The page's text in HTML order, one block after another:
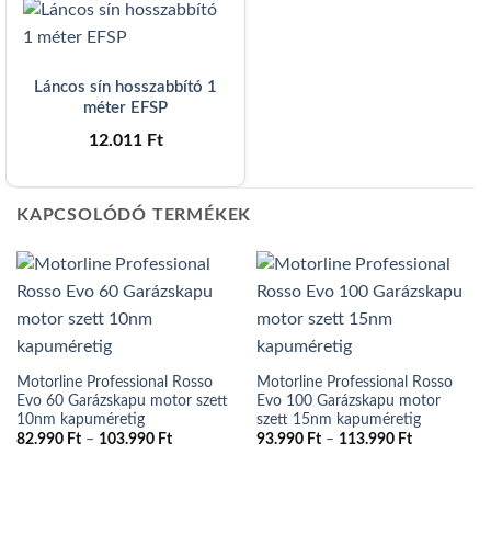
Láncos sín hosszabbító 1
méter EFSP
12.011 Ft
KAPCSOLÓDÓ TERMÉKEK
Motorline Professional Rosso
Evo 60 Garázskapu motor szett
10nm kapuméretig
82.990 Ft – 103.990 FtÁrtartomány:
Motorline Professional Rosso
Evo 100 Garázskapu motor
szett 15nm kapuméretig
93.990 Ft – 113.990 Ft